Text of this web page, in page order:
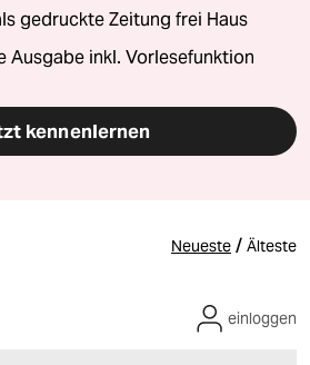
gedruckte Zeitung frei Haus
Ausgabe inkl. Vorlesefunktion
kennenlernen
Neueste / Älteste
einloggen